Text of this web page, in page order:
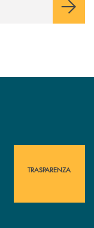
filiali&nbsp; di Banca
immediata?
TRASPARENZA